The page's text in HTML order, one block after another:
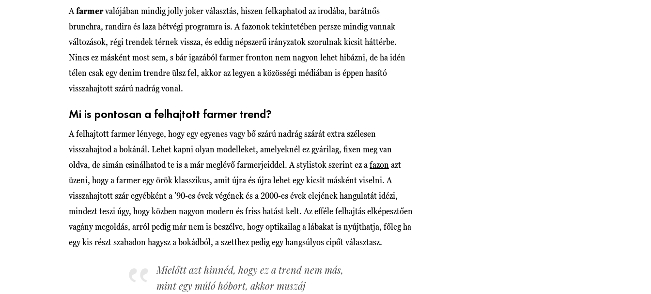
Afarmervalójában mindig jolly joker választás, hiszen felkaphatod az irodába, barátnős
brunchra, randira és laza hétvégi programra is. A fazonok tekintetében persze mindig vannak
változások, régi trendek térnek vissza, és eddig népszerű irányzatok szorulnak kicsit háttérbe.
Nincs ez másként most sem, s bár igazából farmer fronton nem nagyon lehet hibázni, de ha idén
télen csak egy denim trendre ülsz fel, akkor az legyen a közösségi médiában is éppen hasító
visszahajtott szárú nadrág vonal.
Mi is pontosan a felhajtott farmer trend?
A felhajtott farmer lényege, hogy egy egyenes vagy bő szárú nadrág szárát extra szélesen
visszahajtod a bokánál. Lehet kapni olyan modelleket, amelyeknél ez gyárilag, fixen meg van
oldva, de simán csinálhatod te is a már meglévő farmerjeiddel. A stylistok szerint ez a fazon azt
üzeni, hogy a farmer egy örök klasszikus, amit újra és újra lehet egy kicsit másként viselni. A
visszahajtott szár egyébként a ’90-es évek végének és a 2000-es évek elejének hangulatát idézi,
mindezt teszi úgy, hogy közben nagyon modern és friss hatást kelt. Az efféle felhajtás elképesztően
vagány megoldás, arról pedig már nem is beszélve, hogy optikailag a lábakat is nyújthatja, főleg ha
egy kis részt szabadon hagysz a bokádból, a szetthez pedig egy hangsúlyos cipőt választasz.
Mielőtt azt hinnéd, hogy ez a trend nem más,
mint egy múló hóbort, akkor muszáj